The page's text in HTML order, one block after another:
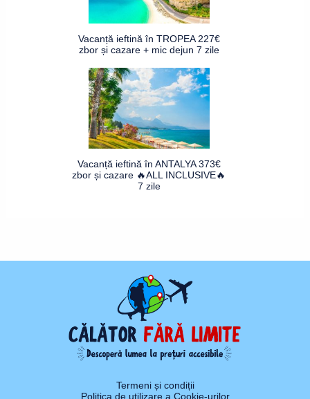
Vacanță ieftină în TROPEA 227€
zbor și cazare + mic dejun 7 zile
Vacanță ieftină în ANTALYA 373€
zbor și cazare 🔥ALL INCLUSIVE🔥
7 zile
Termeni și condiții
Politica de utilizare a Cookie-urilor